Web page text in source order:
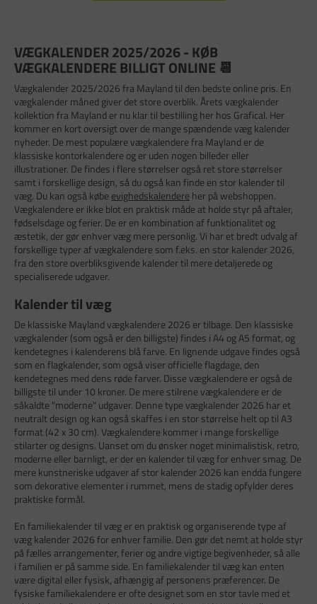
VÆGKALENDER 2025/2026 - KØB
VÆGKALENDERE BILLIGT ONLINE 📆
Vægkalender 2025/2026 fra Mayland til den bedste online pris. En
vægkalender måned giver det store overblik. Årets vægkalender
kollektion fra Mayland er nu klar til bestilling her hos Grafical. Her
kommer en kort oversigt over de mange spændende væg kalender
nyheder. De mest populære vægkalendere fra Mayland er de
klassiske kontorkalendere og er uden nogen billeder eller
illustrationer. De findes i flere størrelser også ret store størrelser
samt i forskellige design, så du også kan finde en stor kalender til
væg. Du kan også købe evighedskalendere her på webshoppen.
Vægkalendere er ikke blot en praktisk måde at holde styr på aftaler,
fødselsdage og ferier. De er en kombination af funktionalitet og
æstetik, der gør enhver væg mere personlig. Vi har et bredt udvalg af
forskellige typer af vægkalendere som f.eks. en stor kalender 2026,
fra den store overbliksgivende kalender til mere detaljerede og
specialiserede udgaver.
Kalender til væg
De klassiske Mayland vægkalendere 2026 er tilbage. Den klassiske
vægkalender (som også er den billigste) findes i A4 og A5 format, og
kendetegnes i kalenderens blå farve. En lignende udgave findes også
som en flagkalender, som også viser officielle flagdage, den
kendetegnes med dens røde farver. Disse vægkalendere er også de
billigste til under 10 kroner. De mere stilrene vægkalendere er de
såkaldte "moderne" udgaver. Denne type vægkalender 2026 har et
neutralt design og kan også skaffes i en stor størrelse helt op til A3
format (42 x 30 cm). Vægkalendere kommer i mange forskellige
stilarter og designs. Uanset om du ønsker noget minimalistisk, retro,
moderne eller barnligt, er der en kalender til væg for enhver smag. De
mere kunstneriske udgaver af stor kalender 2026 kan endda fungere
som dekorative elementer i rummet, mens de stadig opfylder deres
praktiske formål.
En familiekalender til væg er en praktisk og organiserende type af
væg kalender 2026 for enhver familie. Den gør det nemt at holde styr
på fælles arrangementer, ferier og andre vigtige begivenheder, så alle
i familien er på samme side. En familiekalender til væg kan enten
være digital eller fysisk, afhængig af personens præferencer. De
fysiske familiekalendere er ofte designet som en stor tavle med et